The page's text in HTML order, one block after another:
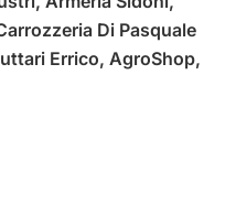
Di Pasquale
Errico, AgroShop,